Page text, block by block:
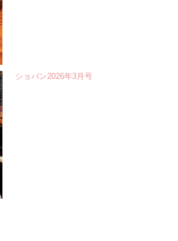
ショパン2026年3月号